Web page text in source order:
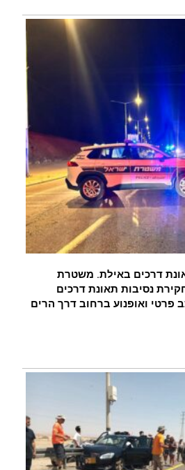
דרכים באילת. משטרת
נסיבות תאונת דרכים
פרטי ואופנוע ברחוב דרך הרים